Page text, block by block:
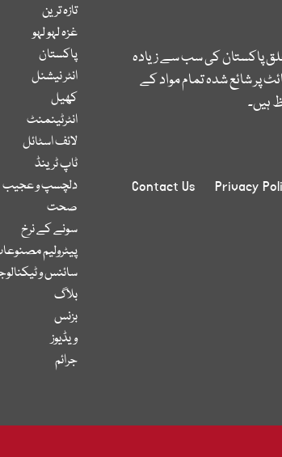
پاکستان کی سب سے زیادہ
شائع شدہ تمام مواد کے
ہیں۔
Privacy
Contact Us
تازہ ترین
غزہ لہو لہو
پاکستان
انٹر نیشنل
کھیل
انٹرٹینمنٹ
لائف اسٹائل
ٹاپ ٹرینڈ
دلچسپ و عجیب
صحت
سونے کے نرخ
پیٹرولیم
سائنس و
بلاگ
بزنس
ویڈیوز
جرائم